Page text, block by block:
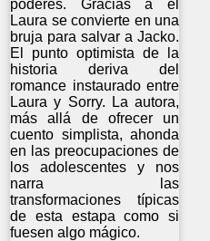
poderes. Gracias a él
Laura se convierte en una
bruja para salvar a Jacko.
El punto optimista de la
historia deriva del
romance instaurado entre
Laura y Sorry. La autora,
más allá de ofrecer un
cuento simplista, ahonda
en las preocupaciones de
los adolescentes y nos
narra las
transformaciones típicas
de esta estapa como si
fuesen algo mágico.